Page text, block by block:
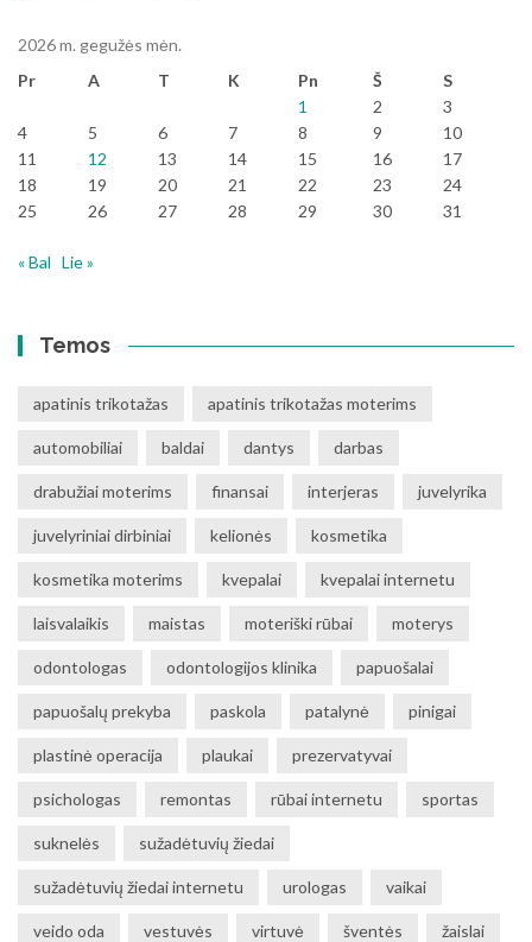
2026 m. gegužės mėn.
Pr
A T K Pn Š
S
1
2
3
4
5 6 7 8 9
10
11
12 13 14 15 16
17
18
19 20 21 22 23
24
25
26 27 28 29 30 31
« Bal Lie »
Temos
apatinis trikotažas apatinis trikotažas moterims
automobiliai baldai dantys darbas
drabužiai moterims finansai interjeras juvelyrika
juvelyriniai dirbiniai kelionės kosmetika
kosmetika moterims kvepalai kvepalai internetu
laisvalaikis maistas moteriški rūbai moterys
odontologas odontologijos klinika papuošalai
papuošalų prekyba paskola patalynė pinigai
plastinė operacija plaukai prezervatyvai
psichologas remontas rūbai internetu sportas
suknelės sužadėtuvių žiedai
sužadėtuvių žiedai internetu urologas vaikai
veido oda vestuvės virtuvė šventės žaislai